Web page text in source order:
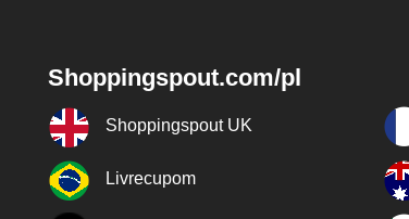
Shoppingspout.com/pl
Shoppingspout UK
Livrecupom